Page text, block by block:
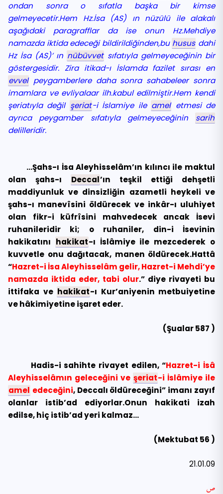
ondan sonra o sıfatla başka bir kimse
gelmeyecetir.Hem Hz.İsa (AS) ın nüzülü ile alakalı
aşağıdaki paragrafflar da ise onun Hz.Mehdiye
namazda iktida edeceği bildirildiğinden,bu husus dahi
Hz İsa (AS)’ ın nübüvvet sıfatıyla gelmeyeceğinin bir
göstergesidir. Zira itikad-ı İslamda fazilet sırası en
evvelpeygamberlere daha sonra sahabeleer sonra
imamlara ve evliyalaar ilh.kabul edilmiştir.Hem kendi
şeriatıyla değil şeriat-i İslamiye ile ameletmesi de
ayrıca peygamber sıfatıyla gelmeyeceğinin sarih
delilleridir.
…Şahs-ı İsa Aleyhisselâm’ın kılıncı ile maktul
olan şahs-ı Deccal’ın teşkil ettiği dehşetli
maddiyunluk ve dinsizliğin azametli heykeli ve
şahs-ı manevîsini öldürecek ve inkâr-ı uluhiyet
olan fikr-i küfrîsini mahvedecek ancak İsevi
ruhanileridir ki; o ruhaniler, din-i İsevinin
hakikatını hakikat-ı İslâmiye ile mezcederek o
kuvvetle onu dağıtacak, manen öldürecek.Hattâ
“Hazret-i İsa Aleyhisselâm gelir, Hazret-i Mehdi’ye
namazda iktida eder, tabi olur.” diye rivayeti bu
ittifaka ve hakikat-ı Kur’aniyenin metbuiyetine
ve hâkimiyetine işaret eder.
(Şualar 587 )
Hadis-i sahihte rivayet edilen, “Hazret-i İsâ
Aleyhisselâmın geleceğini ve şeriat-i İslâmiye ile
amel edeceğini, Deccalı öldüreceğini” imanı zayıf
olanlar istib’ad ediyorlar.Onun hakikati izah
edilse, hiç istib’ad yeri kalmaz…
(Mektubat 56 )
21.01.09
ص